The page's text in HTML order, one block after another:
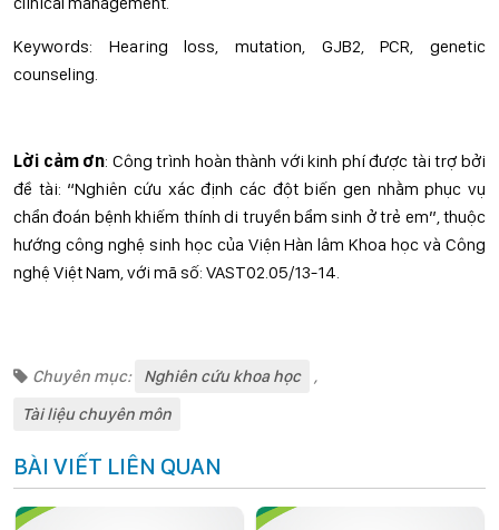
Keywords: Hearing loss, mutation, GJB2, PCR, genetic
counseling.
Lời cảm ơn: Công trình hoàn thành với kinh phí được tài trợ bởi
đề tài: “Nghiên cứu xác định các đột biến gen nhằm phục vụ
chẩn đoán bệnh khiếm thính di truyền bẩm sinh ở trẻ em”, thuộc
hướng công nghệ sinh học của Viện Hàn lâm Khoa học và Công
nghệ Việt Nam, với mã số: VAST02.05/13-14.
Chuyên mục: Nghiên cứu khoa học
,
Tài liệu chuyên môn
BÀI VIẾT LIÊN QUAN